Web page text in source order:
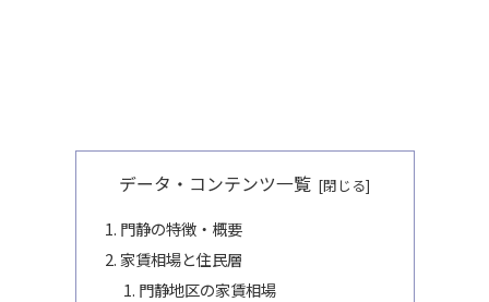
データ・コンテンツ一覧
門静の特徴・概要
家賃相場と住民層
門静地区の家賃相場